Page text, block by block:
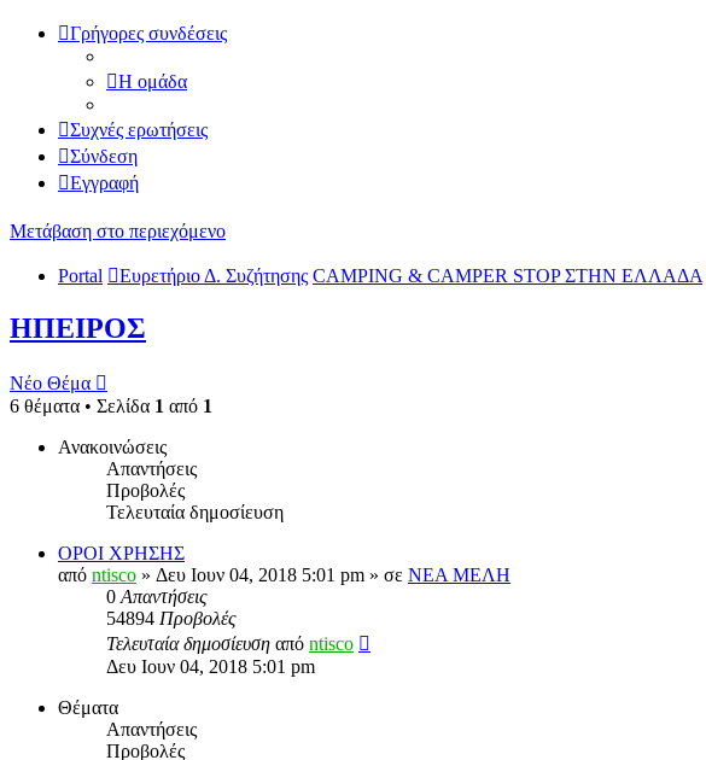
Γρήγορες συνδέσεις
Η ομάδα
Συχνές ερωτήσεις
Σύνδεση
Εγγραφή
Μετάβαση στο περιεχόμενο
Portal Ευρετήριο Δ. Συζήτησης CAMPING & CAMPER STOP ΣΤΗN ΕΛΛΑΔΑ
ΗΠΕΙΡΟΣ
Νέο Θέμα
6 θέματα • Σελίδα 1 από 1
Ανακοινώσεις
Απαντήσεις
Προβολές
Τελευταία δημοσίευση
ΟΡΟΙ ΧΡΗΣΗΣ
από ntisco » Δευ Ιουν 04, 2018 5:01 pm » σε ΝΕΑ ΜΕΛΗ
0 Απαντήσεις
54894 Προβολές
Τελευταία δημοσίευση από ntisco
Δευ Ιουν 04, 2018 5:01 pm
Θέματα
Απαντήσεις
Προβολές